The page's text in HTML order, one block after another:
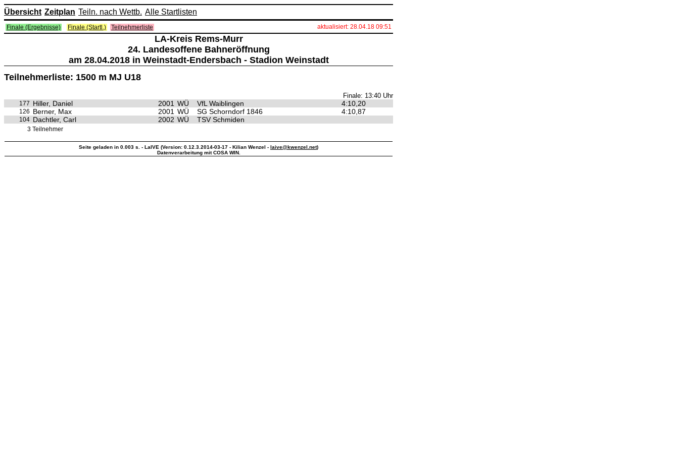
Übersicht Zeitplan Teiln. nach Wettb. Alle Startlisten
Finale (Ergebnisse) Finale (Startl.) Teilnehmerliste aktualisiert: 28.04.18 09:51
LA-Kreis Rems-Murr
24. Landesoffene Bahneröffnung
am 28.04.2018 in Weinstadt-Endersbach - Stadion Weinstadt
Teilnehmerliste: 1500 m MJ U18
Finale: 13:40 Uhr
177 Hiller, Daniel 2001 WÜ VfL Waiblingen 4:10,20
126 Berner, Max 2001 WÜ SG Schorndorf 1846 4:10,87
104 Dachtler, Carl 2002 WÜ TSV Schmiden
3 Teilnehmer
Seite geladen in 0.003 s. - LaIVE (Version: 0.12.3.2014-03-17 - Kilian Wenzel - laive@kwenzel.net)
Datenverarbeitung mit COSA WIN.